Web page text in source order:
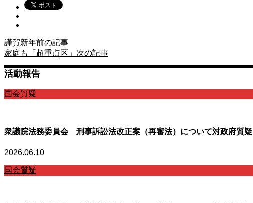
謹賀新年前の記事
家庭も「超重点区」 次の記事
活動報告
国会質疑
衆議院法務委員会 刑事訴訟法改正案（再審法）について対政府質疑
2026.06.10
国会質疑